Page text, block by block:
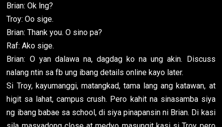
Brian: Ok lng?
Troy: Oo sige.
Brian: Thank you. O sino pa?
Raf: Ako sige.
Brian: O yan dalawa na, dagdag ko na ung akin. Discuss
nalang ntin sa fb ung ibang details online kayo later.
Si Troy, kayumanggi, matangkad, tama lang ang katawan, at
higit sa lahat, campus crush. Pero kahit na sinasamba siya
ng ibang babae sa school, di siya pinapansin ni Brian. Di kasi